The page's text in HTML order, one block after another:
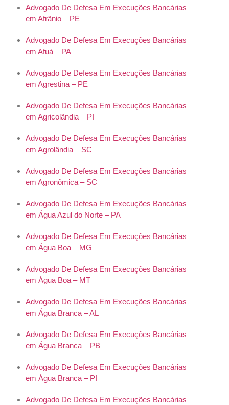
Advogado De Defesa Em Execuções Bancárias
em Afrânio – PE
Advogado De Defesa Em Execuções Bancárias
em Afuá – PA
Advogado De Defesa Em Execuções Bancárias
em Agrestina – PE
Advogado De Defesa Em Execuções Bancárias
em Agricolândia – PI
Advogado De Defesa Em Execuções Bancárias
em Agrolândia – SC
Advogado De Defesa Em Execuções Bancárias
em Agronômica – SC
Advogado De Defesa Em Execuções Bancárias
em Água Azul do Norte – PA
Advogado De Defesa Em Execuções Bancárias
em Água Boa – MG
Advogado De Defesa Em Execuções Bancárias
em Água Boa – MT
Advogado De Defesa Em Execuções Bancárias
em Água Branca – AL
Advogado De Defesa Em Execuções Bancárias
em Água Branca – PB
Advogado De Defesa Em Execuções Bancárias
em Água Branca – PI
Advogado De Defesa Em Execuções Bancárias